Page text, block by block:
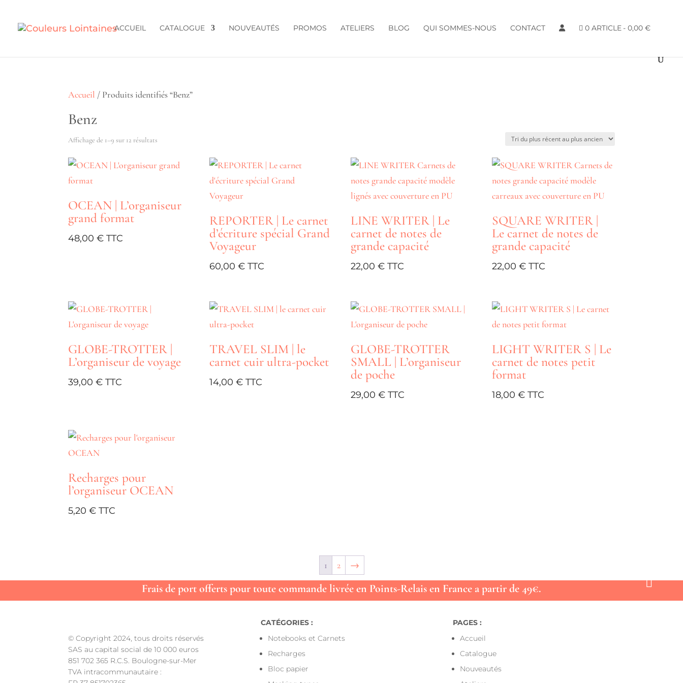
ACCUEIL CATALOGUE NOUVEAUTÉS PROMOS ATELIERS BLOG QUI SOMMES-NOUS CONTACT 0 ARTICLE 0,00 €
Accueil / Produits identifiés “Benz”
Benz
Affichage de 1–9 sur 12 résultats
plus
au
OCEAN | L’organiseur
grand format
48,00€
REPORTER | Le carnet
d’écriture spécial Grand
Voyageur
60,00€
LINE WRITER | Le
carnet de notes de
grande capacité
22,00€
SQUARE WRITER |
Le carnet de notes de
grande capacité
22,00€
GLOBE-TROTTER |
L’organiseur de voyage
39,00€
TRAVEL SLIM | le
carnet cuir ultra-pocket
14,00€
GLOBE-TROTTER
SMALL | L’organiseur
de poche
29,00€
LIGHT WRITER S | Le
carnet de notes petit
format
18,00€
Recharges pour
l’organiseur OCEAN
5,20€
1 2 →

Frais de port offerts pour toute commande livrée en Points-Relais en France a partir de 49€.
© Copyright 2024, tous droits réservés
SAS au capital social de 10 000 euros
851 702 365 R.C.S. Boulogne-sur-Mer
TVA intracommunautaire :
CATÉGORIES :
Notebooks et Carnets
Recharges
Bloc papier
PAGES :
Accueil
Catalogue
Nouveautés